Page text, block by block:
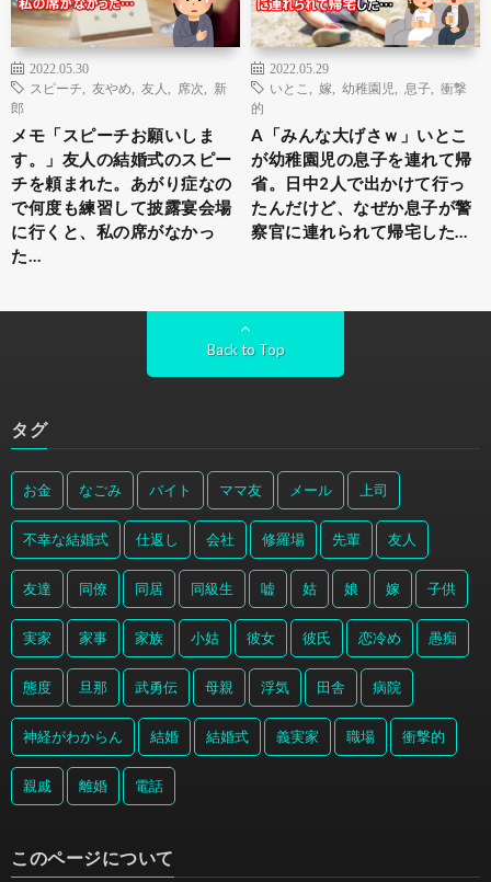
2022.05.30
スピーチ
友やめ 友人 席次
新
郎
メモ「スピーチお願いしま
す。」友人の結婚式のスピー
チを頼まれた。あがり症なの
で何度も練習して披露宴会場
に行くと、私の席がなかっ
た…
2022.05.29
いとこ
嫁 幼稚園児 息子
衝撃
的
A「みんな大げさｗ」いとこ
が幼稚園児の息子を連れて帰
省。日中2人で出かけて行っ
たんだけど、なぜか息子が警
察官に連れられて帰宅した…
Back to Top
タグ
お金 なごみ バイト ママ友 メール 上司
不幸な結婚式 仕返し 会社 修羅場 先輩 友人
友達 同僚 同居 同級生 嘘 姑 娘 嫁 子供
実家 家事 家族 小姑 彼女 彼氏 恋冷め 愚痴
態度 旦那 武勇伝 母親 浮気 田舎 病院
神経がわからん 結婚 結婚式 義実家 職場 衝撃的
親戚 離婚 電話
このページについて